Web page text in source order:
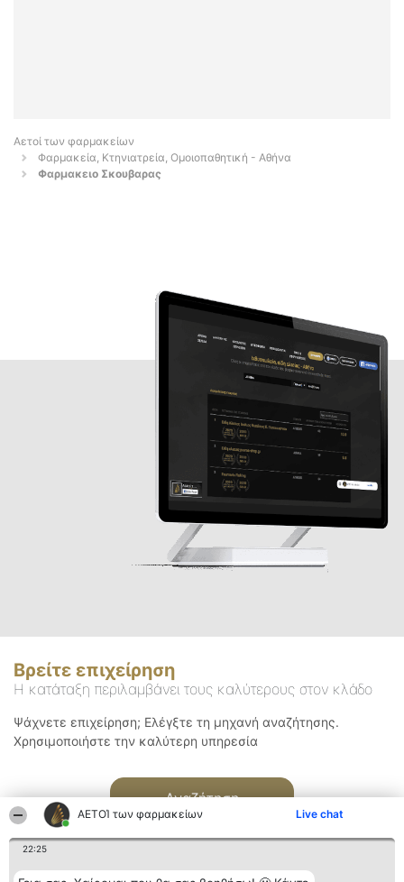
ΑΕΤΟΊ των φαρμακείων Live chat
22:25
Αετοί των φαρμακείων
Φαρμακεία, Κτηνιατρεία, Ομοιοπαθητική - Αθήνα
Φαρμακειο Σκουβαρας
Βρείτε επιχείρηση
Η κατάταξη περιλαμβάνει τους καλύτερους στον κλάδο
Ψάχνετε επιχείρηση; Ελέγξτε τη μηχανή αναζήτησης.
Χρησιμοποιήστε την καλύτερη υπηρεσία
Αναζήτηση